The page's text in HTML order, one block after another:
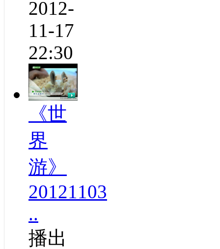
2012-
11-17
22:30
《世
界
游》
20121103
..
播出